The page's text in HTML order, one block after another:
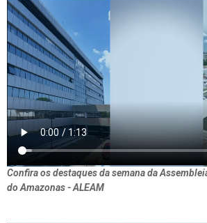
Confira os destaques da semana da
do Amazonas - ALEAM